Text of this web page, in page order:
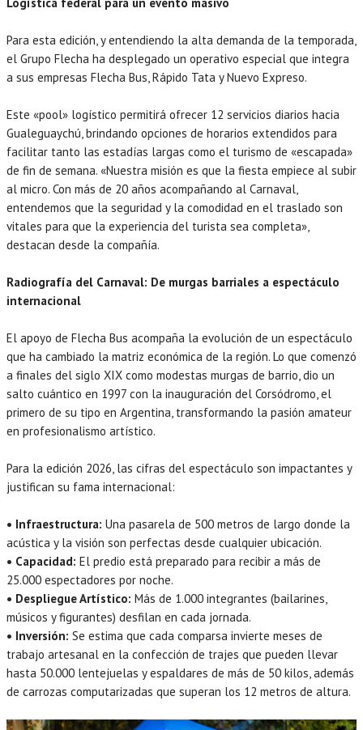
Para esta edición, y entendiendo la alta demanda de la temporada,
el Grupo Flecha ha desplegado un operativo especial que integra
a sus empresas Flecha Bus, Rápido Tata y Nuevo Expreso.
Este «pool» logístico permitirá ofrecer 12 servicios diarios hacia
Gualeguaychú, brindando opciones de horarios extendidos para
facilitar tanto las estadías largas como el turismo de «escapada»
de fin de semana. «Nuestra misión es que la fiesta empiece al subir
al micro. Con más de 20 años acompañando al Carnaval,
entendemos que la seguridad y la comodidad en el traslado son
vitales para que la experiencia del turista sea completa»,
destacan desde la compañía.
Radiografía del Carnaval: De murgas barriales a espectáculo
internacional
El apoyo de Flecha Bus acompaña la evolución de un espectáculo
que ha cambiado la matriz económica de la región. Lo que comenzó
a finales del siglo XIX como modestas murgas de barrio, dio un
salto cuántico en 1997 con la inauguración del Corsódromo, el
primero de su tipo en Argentina, transformando la pasión amateur
en profesionalismo artístico.
Para la edición 2026, las cifras del espectáculo son impactantes y
justifican su fama internacional:
• Infraestructura: Una pasarela de 500 metros de largo donde la
acústica y la visión son perfectas desde cualquier ubicación.
• Capacidad: El predio está preparado para recibir a más de
25.000 espectadores por noche.
• Despliegue Artístico: Más de 1.000 integrantes (bailarines,
músicos y figurantes) desfilan en cada jornada.
• Inversión: Se estima que cada comparsa invierte meses de
trabajo artesanal en la confección de trajes que pueden llevar
hasta 50.000 lentejuelas y espaldares de más de 50 kilos, además
de carrozas computarizadas que superan los 12 metros de altura.